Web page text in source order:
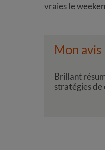
vraies le
Mon avis
Brillant
stratégies de